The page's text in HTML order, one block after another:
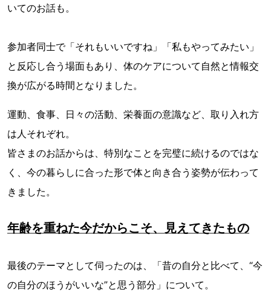
いてのお話も。
参加者同士で「それもいいですね」「私もやってみたい」
と反応し合う場面もあり、体のケアについて自然と情報交
換が広がる時間となりました。
運動、食事、日々の活動、栄養面の意識など、取り入れ方
は人それぞれ。
皆さまのお話からは、特別なことを完璧に続けるのではな
く、今の暮らしに合った形で体と向き合う姿勢が伝わって
きました。
年齢を重ねた今だからこそ、見えてきたもの
最後のテーマとして伺ったのは、「昔の自分と比べて、“今
の自分のほうがいいな”と思う部分」について。